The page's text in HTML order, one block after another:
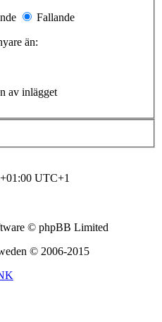
Fallande
än:
av inlägget
UTC+1
© phpBB Limited
© 2006-2015